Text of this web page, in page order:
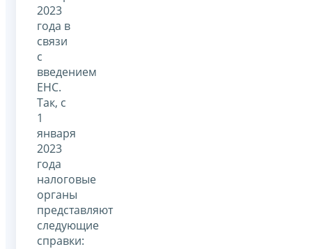
2023
года в
связи
с
введением
ЕНС.
Так, с
1
января
2023
года
налоговые
органы
представляют
следующие
справки: